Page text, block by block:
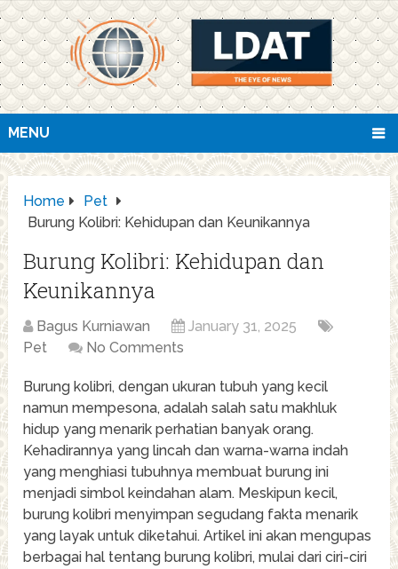
MENU
Home
Pet
Burung Kolibri: Kehidupan dan Keunikannya
Burung Kolibri: Kehidupan dan
Keunikannya
Bagus Kurniawan
January 31, 2025
Pet
No Comments
Burung kolibri, dengan ukuran tubuh yang kecil
namun mempesona, adalah salah satu makhluk
hidup yang menarik perhatian banyak orang.
Kehadirannya yang lincah dan warna-warna indah
yang menghiasi tubuhnya membuat burung ini
menjadi simbol keindahan alam. Meskipun kecil,
burung kolibri menyimpan segudang fakta menarik
yang layak untuk diketahui. Artikel ini akan mengupas
berbagai hal tentang burung kolibri, mulai dari ciri-ciri